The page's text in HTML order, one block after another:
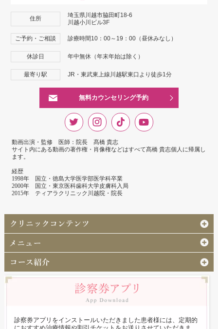
住所
埼玉県川越市脇田町18-6
川越小川ビル3F
ご予約・ご相談 診療時間10：00～19：00（昼休みなし）
休診日 年中無休（年末年始は除く）
最寄り駅 JR・東武東上線川越駅東口より徒歩1分
無料カウンセリング予約
動画出演・監修 医師：院長 髙橋 貴志
サイト内にある動画の著作権・肖像権などはすべて髙橋 貴志個人に帰属し
ます。
経歴
1998年 国立・徳島大学医学部医学科卒業
2000年 国立・東京医科歯科大学皮膚科入局
2015年 ティアラクリニック川越院・院長
診察券アプリをインストールいただきました患者様には、定期的